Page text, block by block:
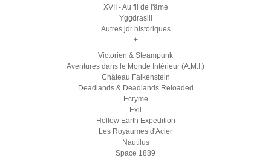
XVII - Au fil de l'âme
Yggdrasill
Autres jdr historiques
+
Victorien & Steampunk
Aventures dans le Monde Intérieur (A.M.I.)
Château Falkenstein
Deadlands & Deadlands Reloaded
Ecryme
Exil
Hollow Earth Expedition
Les Royaumes d'Acier
Nautilus
Space 1889